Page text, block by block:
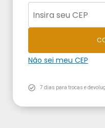
Não sei meu CEP
7 dias para trocas e